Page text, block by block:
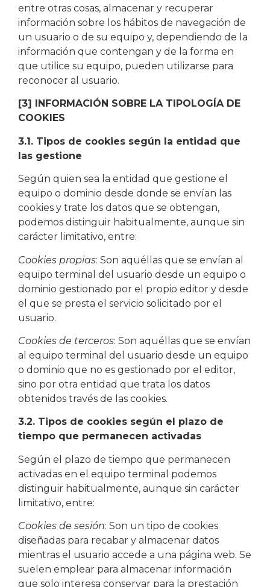
entre otras cosas, almacenar y recuperar
información sobre los hábitos de navegación de
un usuario o de su equipo y, dependiendo de la
información que contengan y de la forma en
que utilice su equipo, pueden utilizarse para
reconocer al usuario.
[3] INFORMACIÓN SOBRE LA TIPOLOGÍA DE
COOKIES
3.1. Tipos de cookies según la entidad que
las gestione
Según quien sea la entidad que gestione el
equipo o dominio desde donde se envían las
cookies y trate los datos que se obtengan,
podemos distinguir habitualmente, aunque sin
carácter limitativo, entre:
Cookies propias: Son aquéllas que se envían al
equipo terminal del usuario desde un equipo o
dominio gestionado por el propio editor y desde
el que se presta el servicio solicitado por el
usuario.
Cookies de terceros: Son aquéllas que se envían
al equipo terminal del usuario desde un equipo
o dominio que no es gestionado por el editor,
sino por otra entidad que trata los datos
obtenidos través de las cookies.
3.2. Tipos de cookies según el plazo de
tiempo que permanecen activadas
Según el plazo de tiempo que permanecen
activadas en el equipo terminal podemos
distinguir habitualmente, aunque sin carácter
limitativo, entre:
Cookies de sesión: Son un tipo de cookies
diseñadas para recabar y almacenar datos
mientras el usuario accede a una página web. Se
suelen emplear para almacenar información
que solo interesa conservar para la prestación